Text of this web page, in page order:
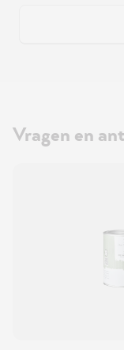
Vragen en